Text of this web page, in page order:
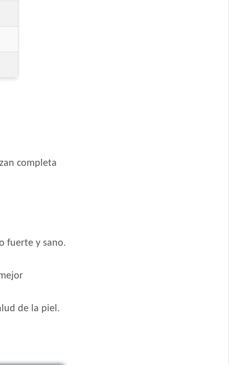
completa
fuerte y sano.
de la piel.